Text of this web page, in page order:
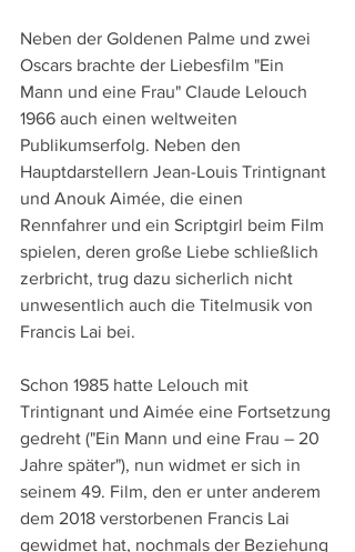
Neben der Goldenen Palme und zwei
Oscars brachte der Liebesfilm "Ein
Mann und eine Frau" Claude Lelouch
1966 auch einen weltweiten
Publikumserfolg. Neben den
Hauptdarstellern Jean-Louis Trintignant
und Anouk Aimée, die einen
Rennfahrer und ein Scriptgirl beim Film
spielen, deren große Liebe schließlich
zerbricht, trug dazu sicherlich nicht
unwesentlich auch die Titelmusik von
Francis Lai bei.
Schon 1985 hatte Lelouch mit
Trintignant und Aimée eine Fortsetzung
gedreht ("Ein Mann und eine Frau – 20
Jahre später"), nun widmet er sich in
seinem 49. Film, den er unter anderem
dem 2018 verstorbenen Francis Lai
gewidmet hat, nochmals der Beziehung